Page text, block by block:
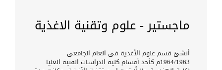
ماجستير - علوم وتقنية الاغذية
أنشئ قسم علوم الأغذية في العام الجامعي
1964/1963م كأحد أقسام كلية الدراسـات الفنية العليا